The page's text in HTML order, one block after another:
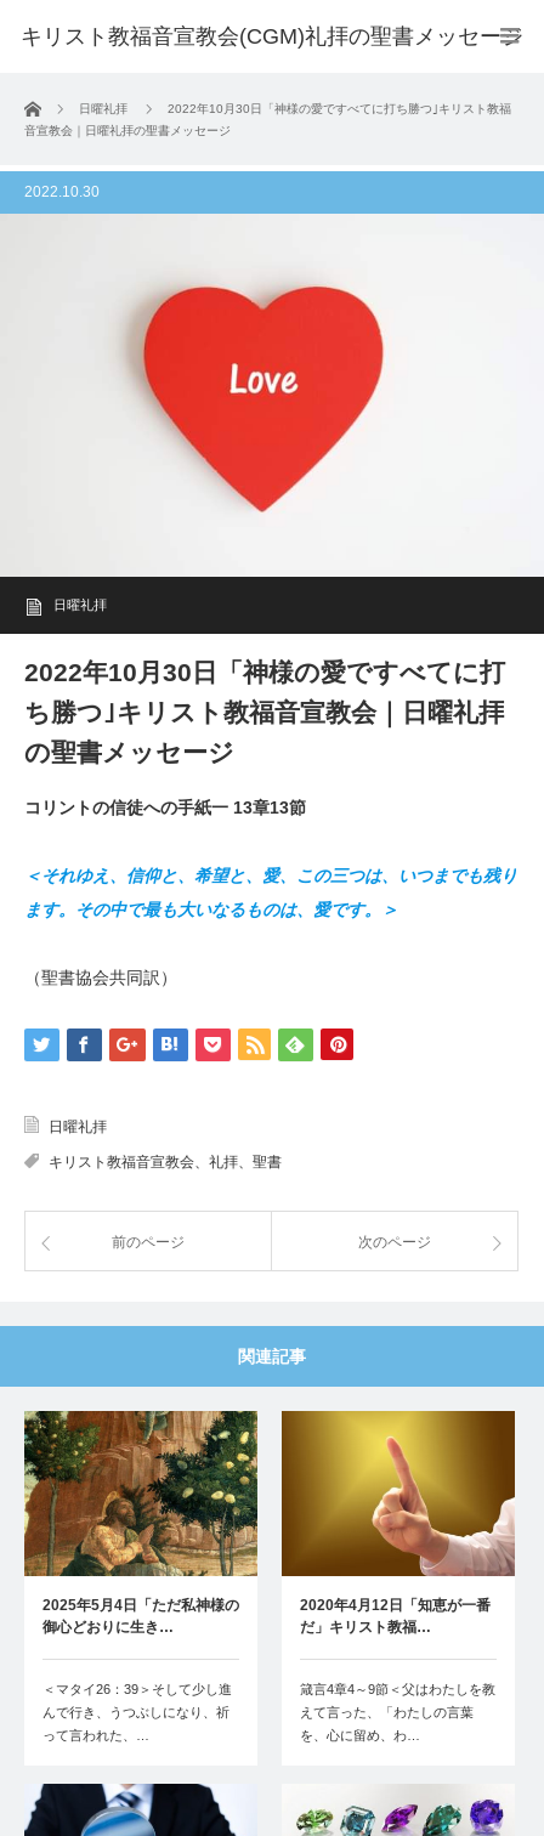
キリスト教福音宣教会(CGM)礼拝の聖書メッセージ
ホーム 日曜礼拝
2022年10月30日「神様の愛ですべてに打ち勝つ｣キリスト教福
音宣教会｜日曜礼拝の聖書メッセージ
2022.10.30
日曜礼拝
2022年10月30日「神様の愛ですべてに打
ち勝つ｣キリスト教福音宣教会｜日曜礼拝
の聖書メッセージ
コリントの信徒への手紙一 13章13節
＜それゆえ、信仰と、希望と、愛、この三つは、いつまでも残り
ます。その中で最も大いなるものは、愛です。＞
（聖書協会共同訳）
日曜礼拝
キリスト教福音宣教会、礼拝、聖書
前のページ 次のページ
関連記事
2025年5月4日「ただ私神様の
御心どおりに生き…
＜マタイ26：39＞そして少し進
んで行き、うつぶしになり、祈
って言われた、…
2020年4月12日「知恵が一番
だ」キリスト教福…
箴言4章4～9節＜父はわたしを教
えて言った、「わたしの言葉
を、心に留め、わ…